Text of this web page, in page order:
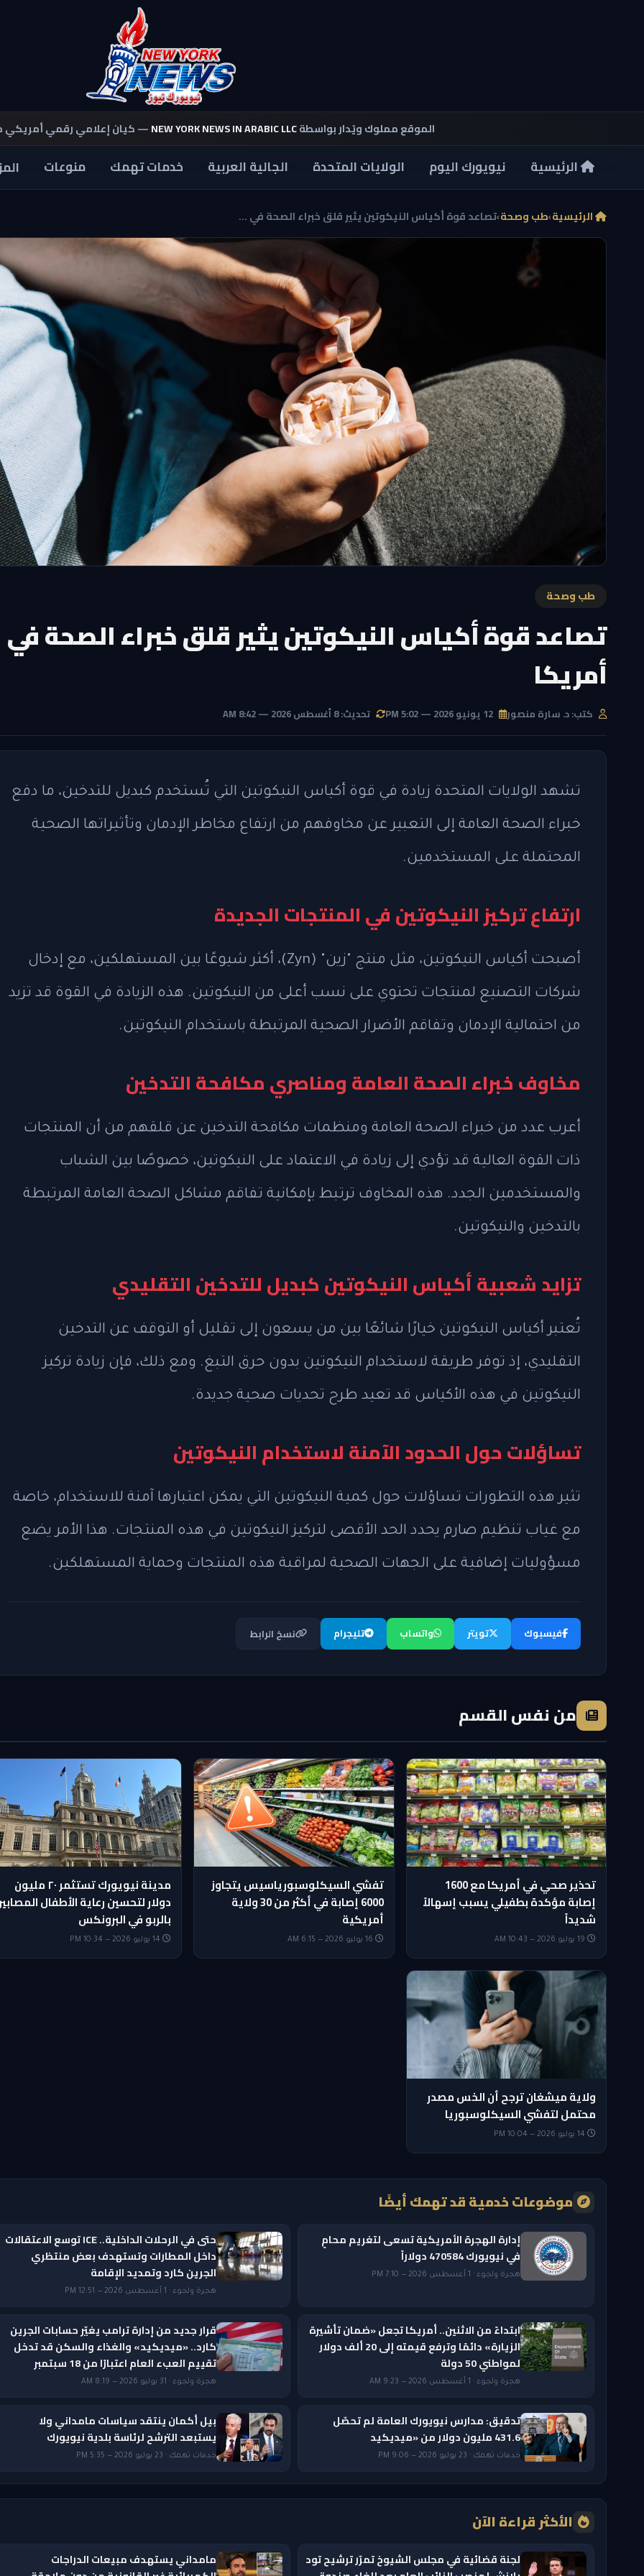
الموقع مملوك ويُدار بواسطةNEW YORK NEWS IN ARABIC LLC— كيان إعلامي رقمي
الرئيسية نيويورك اليوم الولايات المتحدة الجالية العربية خدمات تهمك منوعات
الرئيسية›طب وصحة›تصاعد قوة أكياس النيكوتين يثير قلق خبراء الصحة في ...
طب وصحة
تصاعد قوة أكياس النيكوتين يثير قلق خبراء الصحة في
أمريكا
كتب: د. سارة منصور تحديث: 8 أغسطس 2026 — 8:42 AM
تشهد الولايات المتحدة زيادة في قوة أكياس النيكوتين التي تُستخدم كبديل للتدخين، ما دفع
خبراء الصحة العامة إلى التعبير عن مخاوفهم من ارتفاع مخاطر الإدمان وتأثيراتها الصحية
المحتملة على المستخدمين.
ارتفاع تركيز النيكوتين في المنتجات الجديدة
أصبحت أكياس النيكوتين، مثل منتج "زين" (Zyn)، أكثر شيوعًا بين المستهلكين، مع إدخال
شركات التصنيع لمنتجات تحتوي على نسب أعلى من النيكوتين. هذه الزيادة في القوة قد تزيد
من احتمالية الإدمان وتفاقم الأضرار الصحية المرتبطة باستخدام النيكوتين.
مخاوف خبراء الصحة العامة ومناصري مكافحة التدخين
أعرب عدد من خبراء الصحة العامة ومنظمات مكافحة التدخين عن قلقهم من أن المنتجات
ذات القوة العالية قد تؤدي إلى زيادة في الاعتماد على النيكوتين، خصوصًا بين الشباب
والمستخدمين الجدد. هذه المخاوف ترتبط بإمكانية تفاقم مشاكل الصحة العامة المرتبطة
بالتدخين والنيكوتين.
تزايد شعبية أكياس النيكوتين كبديل للتدخين التقليدي
تُعتبر أكياس النيكوتين خيارًا شائعًا بين من يسعون إلى تقليل أو التوقف عن التدخين
التقليدي، إذ توفر طريقة لاستخدام النيكوتين بدون حرق التبغ. ومع ذلك، فإن زيادة تركيز
النيكوتين في هذه الأكياس قد تعيد طرح تحديات صحية جديدة.
تساؤلات حول الحدود الآمنة لاستخدام النيكوتين
تثير هذه التطورات تساؤلات حول كمية النيكوتين التي يمكن اعتبارها آمنة للاستخدام، خاصة
مع غياب تنظيم صارم يحدد الحد الأقصى لتركيز النيكوتين في هذه المنتجات. هذا الأمر يضع
مسؤوليات إضافية على الجهات الصحية لمراقبة هذه المنتجات وحماية المستهلكين.
فيسبوك تويتر واتساب تليجرام نسخ الرابط
من نفس القسم
تحذير صحي في أمريكا مع 1600
إصابة مؤكدة بطفيلي يسبب إسهالاً
شديداً
تفشي السيكلوسبورياسيس يتجاوز
6000 إصابة في أكثر من 30 ولاية
أمريكية
مدينة نيويورك تستثمر ٢٠ مليون
دولار لتحسين رعاية الأطفال
بالربو في البرونكس
14 يوليو 2026 — 10:34 PM
ولاية ميشغان ترجح أن الخس مصدر
محتمل لتفشي السيكلوسبوريا
موضوعات خدمية قد تهمك أيضًا
إدارة الهجرة الأمريكية تسعى لتغريم محامٍ
في نيويورك 470584 دولاراً
هجرة ولجوء · 1 أغسطس 2026 — 7:10 PM
حتى في الرحلات الداخلية.. ICE توسع الاعتقالات
داخل المطارات وتستهدف بعض منتظري
الجرين كارد وتمديد الإقامة
هجرة ولجوء · 1 أغسطس 2026 — 12:51 PM
ابتداءً من الاثنين.. أمريكا تجعل «ضمان تأشيرة
الزيارة» دائمًا وترفع قيمته إلى 20 ألف دولار
لمواطني 50 دولة
هجرة ولجوء · 1 أغسطس 2026 — 9:23 AM
قرار جديد من إدارة ترامب يغيّر حسابات الجرين
كارد.. «ميديكيد» والغذاء والسكن قد تدخل
تقييم العبء العام اعتبارًا من 18 سبتمبر
هجرة ولجوء · 31 يوليو 2026 — 8:19 AM
تدقيق: مدارس نيويورك العامة لم تحصّل
431.6 مليون دولار من «ميديكيد
خدمات تهمك · 23 يوليو 2026 — 9:06 PM
بيل أكمان ينتقد سياسات مامداني ولا
يستبعد الترشح لرئاسة بلدية نيويورك
خدمات تهمك · 23 يوليو 2026 — 5:35 PM
الأكثر قراءة الآن
لجنة قضائية في مجلس الشيوخ تمرّر ترشيح تود
مامداني يستهدف مبيعات الدراجات